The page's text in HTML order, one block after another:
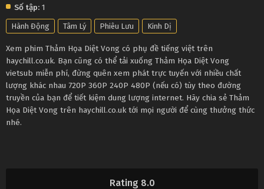
Rating 8.0
Số tập: 1
Hành Động Tâm Lý Phiêu Lưu Kinh Dị
Xem phim Thảm Họa Diệt Vong có phụ đề tiếng việt trên
haychill.co.uk. Bạn cũng có thể tải xuống Thảm Họa Diệt Vong
vietsub miễn phí, đừng quên xem phát trực tuyến với nhiều chất
lượng khác nhau 720P 360P 240P 480P (nếu có) tùy theo đường
truyền của bạn để tiết kiệm dung lượng internet. Hãy chia sẻ Thảm
Họa Diệt Vong trên haychill.co.uk tới mọi người để cùng thưởng thức
nhé.